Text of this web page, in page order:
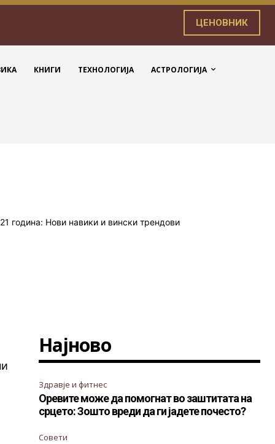
ЦЕНОВНИК
КНИГИ ТЕХНОЛОГИЈА АСТРОЛОГИЈА
Најново
Здравје и фитнес
Оревите може да помогнат во заштитата на
срцето: Зошто вреди да ги јадете почесто?
Совети